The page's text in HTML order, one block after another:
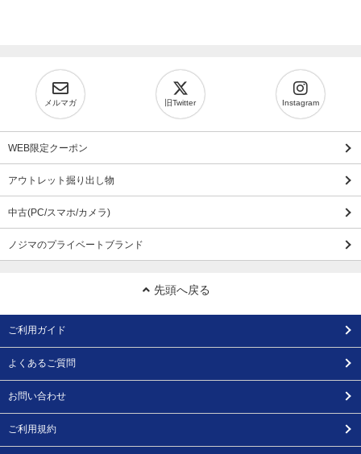
メルマガ 旧Twitter Instagram
WEB限定クーポン
アウトレット掘り出し物
中古(PC/スマホ/カメラ)
ノジマのプライベートブランド
先頭へ戻る
ご利用ガイド
よくあるご質問
お問い合わせ
ご利用規約